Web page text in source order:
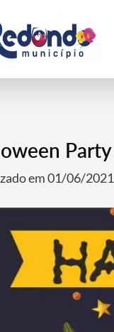
Party
em 01/06/2021